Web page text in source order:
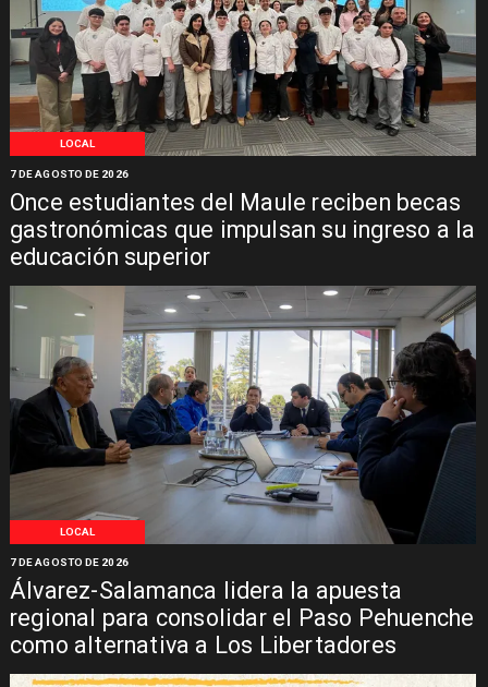
LOCAL
Once estudiantes del Maule reciben becas
gastronómicas que impulsan su ingreso a la
educación superior
7 DE AGOSTO DE 2026
LOCAL
Álvarez-Salamanca lidera la apuesta
regional para consolidar el Paso Pehuenche
como alternativa a Los Libertadores
7 DE AGOSTO DE 2026